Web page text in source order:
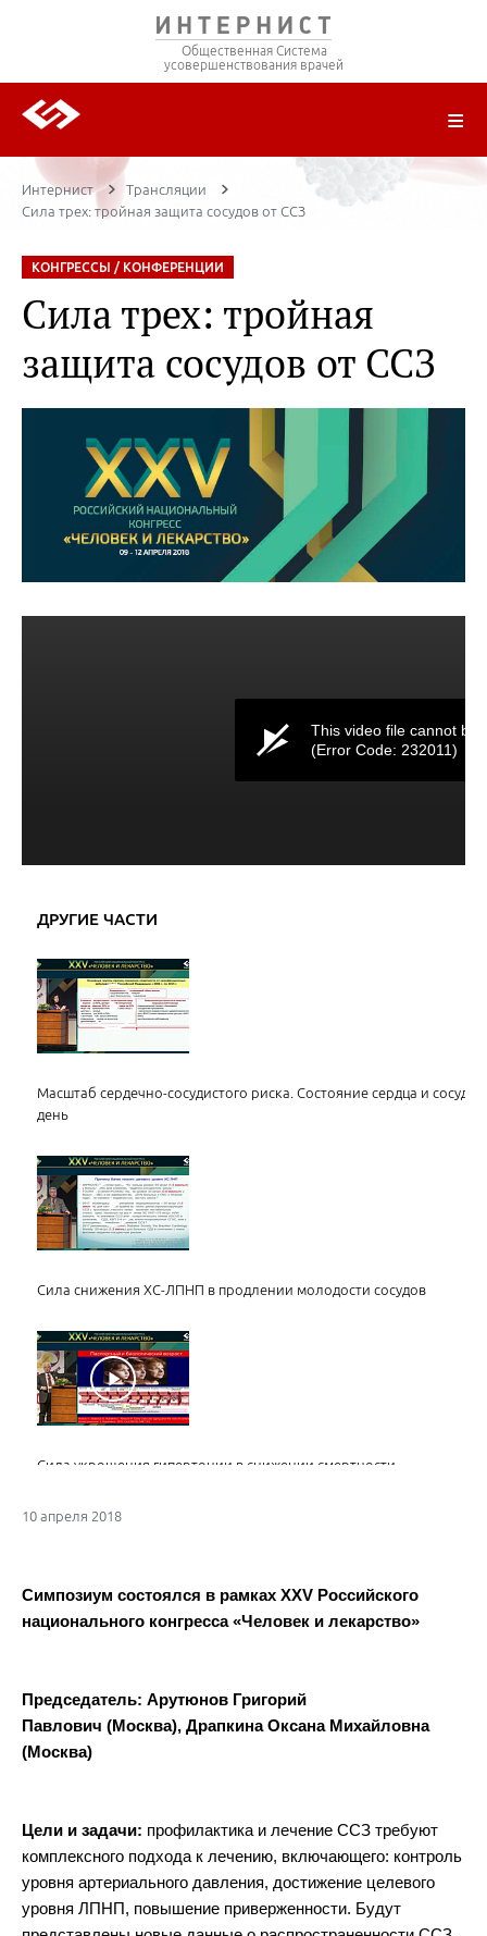
Общественная Система
усовершенствования врачей
Интернист
Трансляции
Сила трех: тройная защита сосудов от ССЗ
КОНГРЕССЫ / КОНФЕРЕНЦИИ
Сила трех: тройная
защита сосудов от ССЗ
This video file cannot be
(Error Code: 232011)
ДРУГИЕ ЧАСТИ
Масштаб сердечно-сосудистого риска. Состояние сердца и
день
Сила снижения ХС-ЛПНП в продлении молодости сосудов
Сила укрощения гипертонии в снижении смертности
10 апреля 2018
Симпозиум состоялся в рамках XXV Российского
национального конгресса «Человек и лекарство»
Председатель: Арутюнов Григорий
Павлович (Москва), Драпкина Оксана Михайловна
(Москва)
Цели и задачи: профилактика и лечение ССЗ требуют
комплексного подхода к лечению, включающего: контроль
уровня артериального давления, достижение целевого
уровня ЛПНП, повышение приверженности. Будут